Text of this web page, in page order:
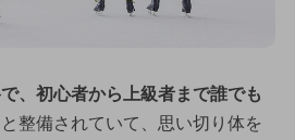
、初心者から上級者まで誰でも
整備されていて、思い切り体を